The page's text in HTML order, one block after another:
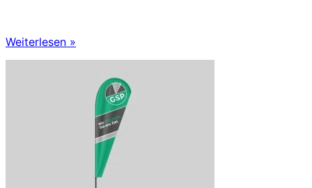
Weiterlesen »